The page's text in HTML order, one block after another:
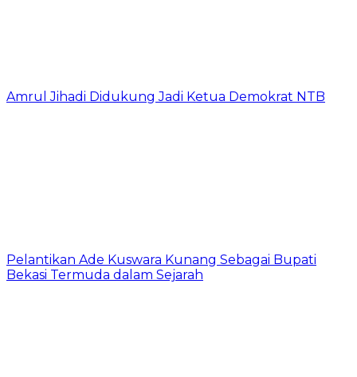
Amrul Jihadi Didukung Jadi Ketua Demokrat NTB
Pelantikan Ade Kuswara Kunang Sebagai Bupati
Bekasi Termuda dalam Sejarah